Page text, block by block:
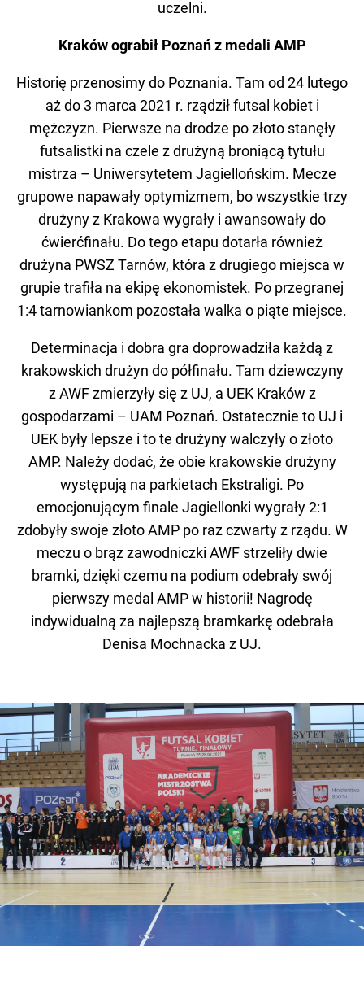
uczelni.
Kraków ograbił Poznań z medali AMP
Historię przenosimy do Poznania. Tam od 24 lutego
aż do 3 marca 2021 r. rządził futsal kobiet i
mężczyzn. Pierwsze na drodze po złoto stanęły
futsalistki na czele z drużyną broniącą tytułu
mistrza – Uniwersytetem Jagiellońskim. Mecze
grupowe napawały optymizmem, bo wszystkie trzy
drużyny z Krakowa wygrały i awansowały do
ćwierćfinału. Do tego etapu dotarła również
drużyna PWSZ Tarnów, która z drugiego miejsca w
grupie trafiła na ekipę ekonomistek. Po przegranej
1:4 tarnowiankom pozostała walka o piąte miejsce.
Determinacja i dobra gra doprowadziła każdą z
krakowskich drużyn do półfinału. Tam dziewczyny
z AWF zmierzyły się z UJ, a UEK Kraków z
gospodarzami – UAM Poznań. Ostatecznie to UJ i
UEK były lepsze i to te drużyny walczyły o złoto
AMP. Należy dodać, że obie krakowskie drużyny
występują na parkietach Ekstraligi. Po
emocjonującym finale Jagiellonki wygrały 2:1
zdobyły swoje złoto AMP po raz czwarty z rządu. W
meczu o brąz zawodniczki AWF strzeliły dwie
bramki, dzięki czemu na podium odebrały swój
pierwszy medal AMP w historii! Nagrodę
indywidualną za najlepszą bramkarkę odebrała
Denisa Mochnacka z UJ.